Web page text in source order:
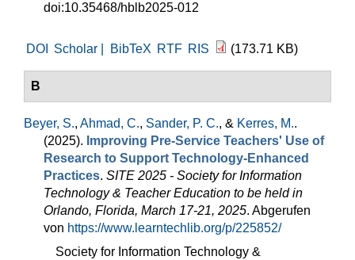
doi:10.35468/hblb2025-012
DOI Scholar | BibTeX RTF RIS (173.71 KB)
B
Beyer, S., Ahmad, C., Sander, P. C., & Kerres, M..
(2025). Improving Pre-Service Teachers' Use of
Research to Support Technology-Enhanced
Practices. SITE 2025 - Society for Information
Technology & Teacher Education to be held in
Orlando, Florida, March 17-21, 2025. Abgerufen
von https://www.learntechlib.org/p/225852/
Society for Information Technology &